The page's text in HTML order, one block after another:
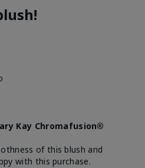
Kay Chromafusion®
of this blush and
with this purchase.